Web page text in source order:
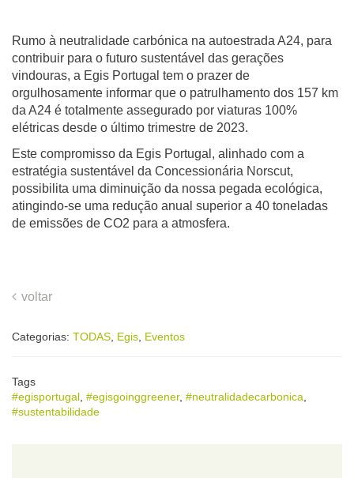
Rumo à neutralidade carbónica na autoestrada A24, para
contribuir para o futuro sustentável das gerações
vindouras, a Egis Portugal tem o prazer de
orgulhosamente informar que o patrulhamento dos 157 km
da A24 é totalmente assegurado por viaturas 100%
elétricas desde o último trimestre de 2023.
Este compromisso da Egis Portugal, alinhado com a
estratégia sustentável da Concessionária Norscut,
possibilita uma diminuição da nossa pegada ecológica,
atingindo-se uma redução anual superior a 40 toneladas
de emissões de CO2 para a atmosfera.
voltar
Categorias: TODAS Egis Eventos
Tags
#egisportugal #egisgoinggreener, #neutralidadecarbonica
#sustentabilidade